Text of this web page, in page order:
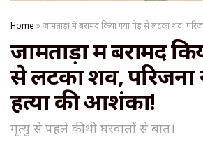
Home »जामताड़ा में बरामद किया गया पेड़ से लटका शव,
जामताड़ा में बरामद
से लटका शव, परिजनों
हत्या की आशंका!
मृत्यु से पहले की थी घरवालों से बात।